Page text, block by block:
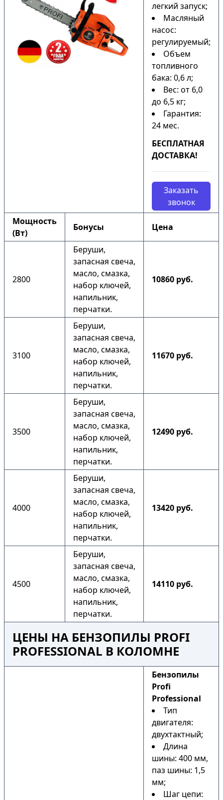
легкий запуск;
Масляный
насос:
регулируемый;
Объем
топливного
бака: 0,6 л;
Вес: от 6,0
до 6,5 кг;
Гарантия:
24 мес.
БЕСПЛАТНАЯ
ДОСТАВКА!
Заказать
звонок
Мощность
(Вт)
Бонусы Цена
2800
Беруши,
запасная свеча,
масло, смазка,
набор ключей,
напильник,
перчатки.
10860 руб.
3100
Беруши,
запасная свеча,
масло, смазка,
набор ключей,
напильник,
перчатки.
11670 руб.
3500
Беруши,
запасная свеча,
масло, смазка,
набор ключей,
напильник,
перчатки.
12490 руб.
4000
Беруши,
запасная свеча,
масло, смазка,
набор ключей,
напильник,
перчатки.
13420 руб.
4500
Беруши,
запасная свеча,
масло, смазка,
набор ключей,
напильник,
перчатки.
14110 руб.
ЦЕНЫ НА БЕНЗОПИЛЫ PROFI
PROFESSIONAL В КОЛОМНЕ
Бензопилы
Profi
Professional
Тип
двигателя:
двухтактный;
Длина
шины: 400 мм,
паз шины: 1,5
мм;
Шаг цепи: